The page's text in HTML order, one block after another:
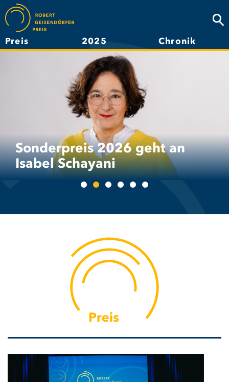
Direkt
zum
Inhalt
Hauptnavigation
Preis 2025 Chronik
Sonderpreis 2026 geht an
Isabel Schayani